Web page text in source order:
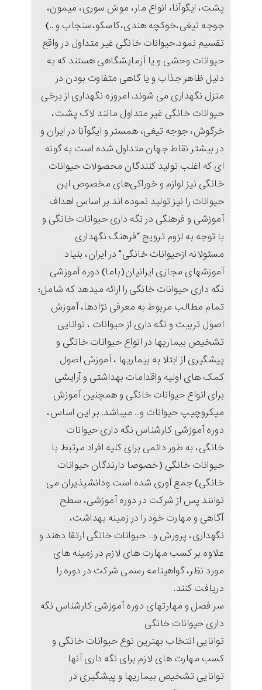
پشت، ایگوآنا، انواع مار، موش سوری، میمون،
جوجه تیغی،خوکچه هندی،کاسکو،سنجاب و ..)
تقسیم نمود.حیوانات خانگی غیر متداول در واقع
حیوانات وحشی و یا آزمایشگاهی هستند که به
دلیل ظاهر جذاب و یا گاهی متفاوت بودن در
منزل نگهداری می شوند. امروزه نگهداری از برخی
حیوانات خانگی غیر متداول مانند لاک پشت،
خرگوش، جوجه تیغی، همستر و ایگوآنا در ایران و
در بیشتر نقاط جهان متداول شده است به گونه
ای که اغلب تولید کنندگان محصولات حیوانات
خانگی نیز لوازم و خوراکی‌های مخصوص این
حیوانات را نیز تولید نموده اند.بر اساس اهداف
آموزشی و فرهنگی در نگه داری حیوانات خانگی و
با توجه به لزوم ترویج “فرهنگ نگهداری
مسئولانه ازحیوانات خانگی” در ایران، بنیاد
آموزشهای مجازی ایرانیان(باما) دوره آموزشی
نگه داری حیوانات خانگی را ارائه میدهد که شامل؛
تمام مطالب مربوط به معرفی نژادها، آموزش
اصول تربیت و نگه داری از حیوانات ، توانایی
تشخیص بیماریها در انواع حیوانات خانگی و
پیشگیری از ابتلا به بیماریها ، آموزش اصول
کمک های اولیه واقدامات بهداشتی و آرایشی
برای انواع حیوانات خانگی و همچنین آموزش
میکروچیپ حیوانات و… میباشد. بر این اساس،
دوره آموزشی کارشناس نگه داری حیوانات
خانگی، به طور دائمی برای کلیه افراد مرتبط با
حیوانات خانگی (خصوصا دارندگان حیوانات
خانگی) جمع آوری شده است ودانشپذیران می
توانند پس از شرکت در دوره آموزشی، سطح
آگاهی و مهارت خود را در زمینه بهداشت،
نگهداری، پرورش و… حیوانات خانگی ارتقا دهند و
علاوه بر کسب مهارت های لازم در زمینه های
مورد نظر، گواهینامه رسمی شرکت در دوره را
دریافت کنند.
سر فصل و مهارتهای دوره آموزشی کارشناس نگه
داری حیوانات خانگی
توانایی انتخاب بهترین نوع حیوانات خانگی و
کسب مهارت های لازم برای نگه داری آنها
توانایی تشخیص بیماریها و پیشگیری در